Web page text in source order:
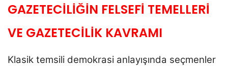
GAZETECİLİĞİN FELSEFİ TEMELLERİ
VE GAZETECİLİK KAVRAMI
Klasik temsili demokrasi anlayışında seçmenler